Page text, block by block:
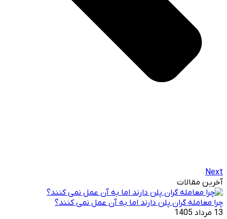
Next
آخرین مقالات
چرا معامله ‌گران پلن دارند اما به آن عمل نمی ‌کنند؟
13 مرداد 1405